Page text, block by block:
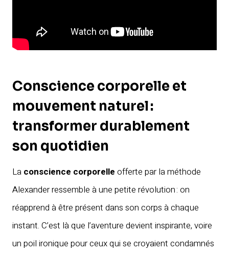
Conscience corporelle et
mouvement naturel :
transformer durablement
son quotidien
La conscience corporelle offerte par la méthode
Alexander ressemble à une petite révolution : on
réapprend à être présent dans son corps à chaque
instant. C’est là que l’aventure devient inspirante, voire
un poil ironique pour ceux qui se croyaient condamnés